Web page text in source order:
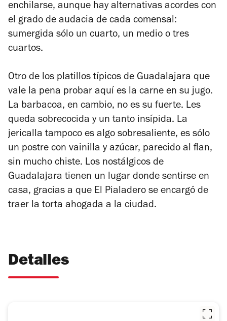
enchilarse, aunque hay alternativas acordes con
el grado de audacia de cada comensal:
sumergida sólo un cuarto, un medio o tres
cuartos.
Otro de los platillos típicos de Guadalajara que
vale la pena probar aquí es la carne en su jugo.
La barbacoa, en cambio, no es su fuerte. Les
queda sobrecocida y un tanto insípida. La
jericalla tampoco es algo sobresaliente, es sólo
un postre con vainilla y azúcar, parecido al flan,
sin mucho chiste. Los nostálgicos de
Guadalajara tienen un lugar donde sentirse en
casa, gracias a que El Pialadero se encargó de
traer la torta ahogada a la ciudad.
Detalles